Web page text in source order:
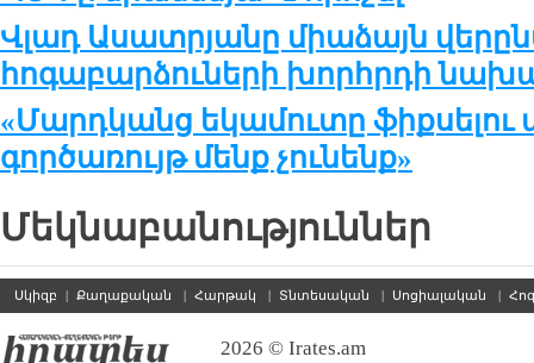
Վլադ Ասատրյանը միաձայն
հոգաբարձուների խորհրդի
«Մարդ­կանց ե­կա­մու­տը
գոր­ծա­ռույթ մենք չու­նենք»
Մեկնաբանություններ
Սկիզբ | Քաղաքական | Հարթակ | Տնտեսական | Սոցիալական |
2026 © Irates.am